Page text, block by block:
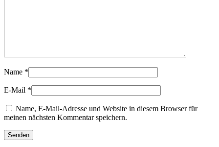
Name *
E-Mail *
Name, E-Mail-Adresse und Website in diesem Browser für
meinen nächsten Kommentar speichern.